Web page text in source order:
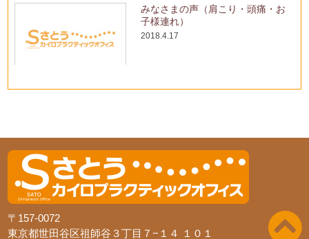
みなさまの声（肩こり・頭痛・お
子様連れ）
2018.4.17
〒157-0072
東京都世田谷区祖師谷３丁目７−１４ １０１